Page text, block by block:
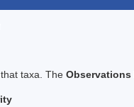
taxa. The Observations